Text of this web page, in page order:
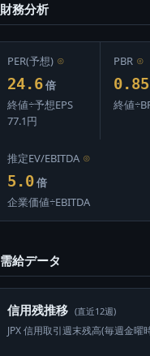
財務分析
PER(予想) ⊙
24.6 倍
終値÷予想EPS
77.1円
PBR ⊙
0.85
終値
推定EV/EBITDA ⊙
5.0 倍
企業価値÷EBITDA
需給データ
信用残推移 (直近12週)
JPX 信用取引週末残高(毎週金曜